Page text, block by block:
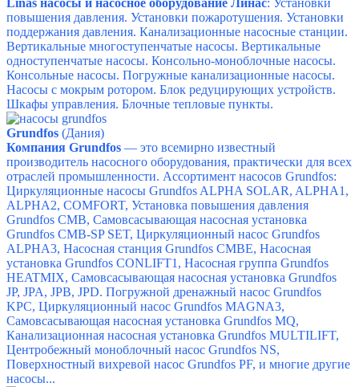
Linas насосы и насосное оборудование Линас: Установки
повышения давления. Установки пожаротушения. Установки
поддержания давления. Канализационные насосные станции.
Вертикальные многоступенчатые насосы. Вертикальные
одноступенчатые насосы. Консольно-моноблочные насосы.
Консольные насосы. Погружные канализационные насосы.
Насосы с мокрым ротором. Блок редуцирующих устройств.
Шкафы управления. Блочные тепловые пункты.
Grundfos (Дания)
Компания Grundfos — это всемирно известный
производитель насосного оборудования, практически для всех
отраслей промышленности. Ассортимент насосов Grundfos:
Циркуляционные насосы Grundfos ALPHA SOLAR, ALPHA1,
ALPHA2, COMFORT, Установка повышения давления
Grundfos CMB, Самовсасывающая насосная установка
Grundfos CMB-SP SET, Циркуляционный насос Grundfos
ALPHA3, Насосная станция Grundfos CMBE, Насосная
установка Grundfos CONLIFT1, Насосная группа Grundfos
HEATMIX, Самовсасывающая насосная установка Grundfos
JP, JPA, JPB, JPD. Погружной дренажный насос Grundfos
KPC, Циркуляционный насос Grundfos MAGNA3,
Самовсасывающая насосная установка Grundfos MQ,
Канализационная насосная установка Grundfos MULTILIFT,
Центробежный моноблочный насос Grundfos NS,
Поверхностный вихревой насос Grundfos PF, и многие другие
насосы...